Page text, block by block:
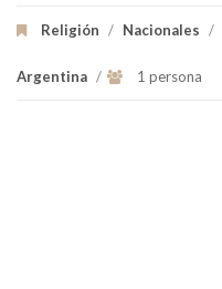
Religión / Nacionales /
Argentina / 1 persona